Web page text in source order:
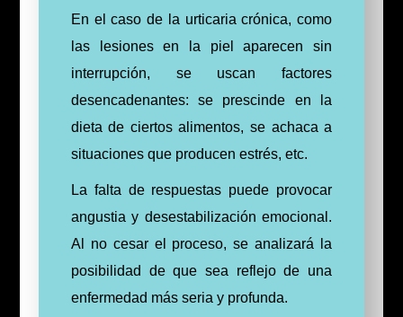
En el caso de la urticaria crónica, como
las lesiones en la piel aparecen sin
interrupción, se uscan factores
desencadenantes: se prescinde en la
dieta de ciertos alimentos, se achaca a
situaciones que producen estrés, etc.
La falta de respuestas puede provocar
angustia y desestabilización emocional.
Al no cesar el proceso, se analizará la
posibilidad de que sea reflejo de una
enfermedad más seria y profunda.